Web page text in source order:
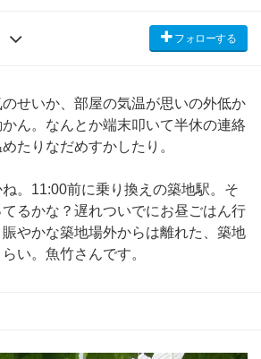
フォローする
せいか、部屋の気温が思いの外低か
ん。なんとか端末叩いて半休の連絡
たりなだめすかしたり。
。11:00前に乗り換えの築地駅。そ
るかな？遅れついでにお昼ごはん行
やかな築地場外からは離れた、築地
い。魚竹さんです。